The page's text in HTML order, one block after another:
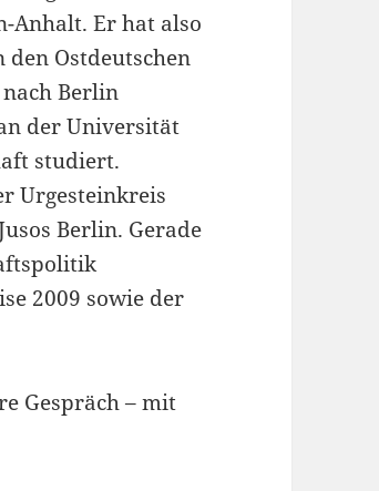
Anhalt. Er hat also
Ostdeutschen
Berlin
der Universität
studiert.
Urgesteinkreis
Berlin. Gerade
2009 sowie der
Gespräch – mit